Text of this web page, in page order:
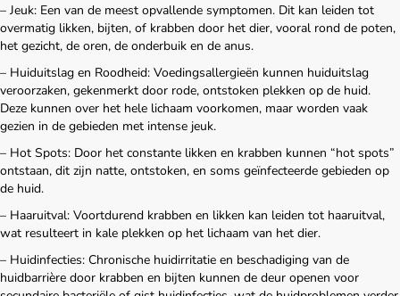
– Jeuk: Een van de meest opvallende symptomen. Dit kan leiden tot
overmatig likken, bijten, of krabben door het dier, vooral rond de poten,
het gezicht, de oren, de onderbuik en de anus.
– Huiduitslag en Roodheid: Voedingsallergieën kunnen huiduitslag
veroorzaken, gekenmerkt door rode, ontstoken plekken op de huid.
Deze kunnen over het hele lichaam voorkomen, maar worden vaak
gezien in de gebieden met intense jeuk.
– Hot Spots: Door het constante likken en krabben kunnen “hot spots”
ontstaan, dit zijn natte, ontstoken, en soms geïnfecteerde gebieden op
de huid.
– Haaruitval: Voortdurend krabben en likken kan leiden tot haaruitval,
wat resulteert in kale plekken op het lichaam van het dier.
– Huidinfecties: Chronische huidirritatie en beschadiging van de
huidbarrière door krabben en bijten kunnen de deur openen voor